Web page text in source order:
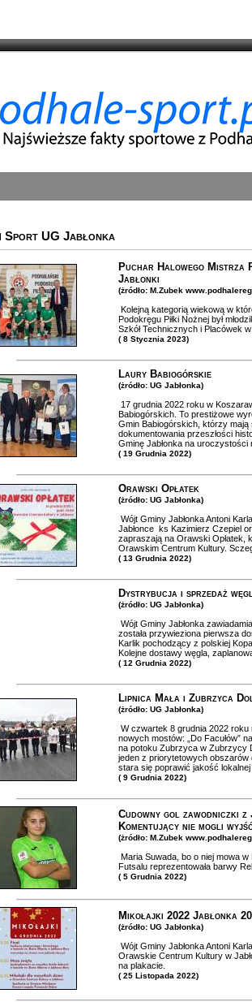
Sport UG Jabłonka
Puchar Halowego Mistrza
Jabłonki
(żródło: M.Zubek
Kolejną kategorią wiekową w
Podokręgu Piłki Nożnej był
Szkół Technicznych i Placówek
( 8 Stycznia 2023)
Laury Babiogórskie
(żródło: UG Jabłonka)
17 grudnia 2022 roku w
Babiogórskich. To prestiżowe
Gmin Babiogórskich, którzy
dokumentowania przeszłości
Gminę Jabłonka na uroczystości
( 19 Grudnia 2022)
Orawski Opłatek
(żródło: UG Jabłonka)
Wójt Gminy Jabłonka Antoni
Jabłonce ks Kazimierz Czepiel
zapraszają na Orawski Opłatek,
Orawskim Centrum Kultury.
( 13 Grudnia 2022)
Dystrybucja i sprzedaż
(żródło: UG Jabłonka)
Wójt Gminy Jabłonka
została przywieziona pierwsza
Karlik pochodzący z polskiej
Kolejne dostawy węgla,
( 12 Grudnia 2022)
Lipnica Mała i Zubrzyca
(żródło: UG Jabłonka)
W czwartek 8 grudnia 2022 roku
nowych mostów: „Do Facułów”
na potoku Zubrzyca w Zubrzycy
jeden z priorytetowych obszarów
stara się poprawić jakość
( 9 Grudnia 2022)
Cudowny gol zawodniczki
Komentujący nie mogli
(żródło: M.Zubek
Maria Suwada, bo o niej mowa
Futsalu reprezentowała barwy
( 5 Grudnia 2022)
Mikołajki 2022 Jabłonka
(żródło: UG Jabłonka)
Wójt Gminy Jabłonka Antoni
Orawskie Centrum Kultury w
na plakacie.
( 25 Listopada 2022)